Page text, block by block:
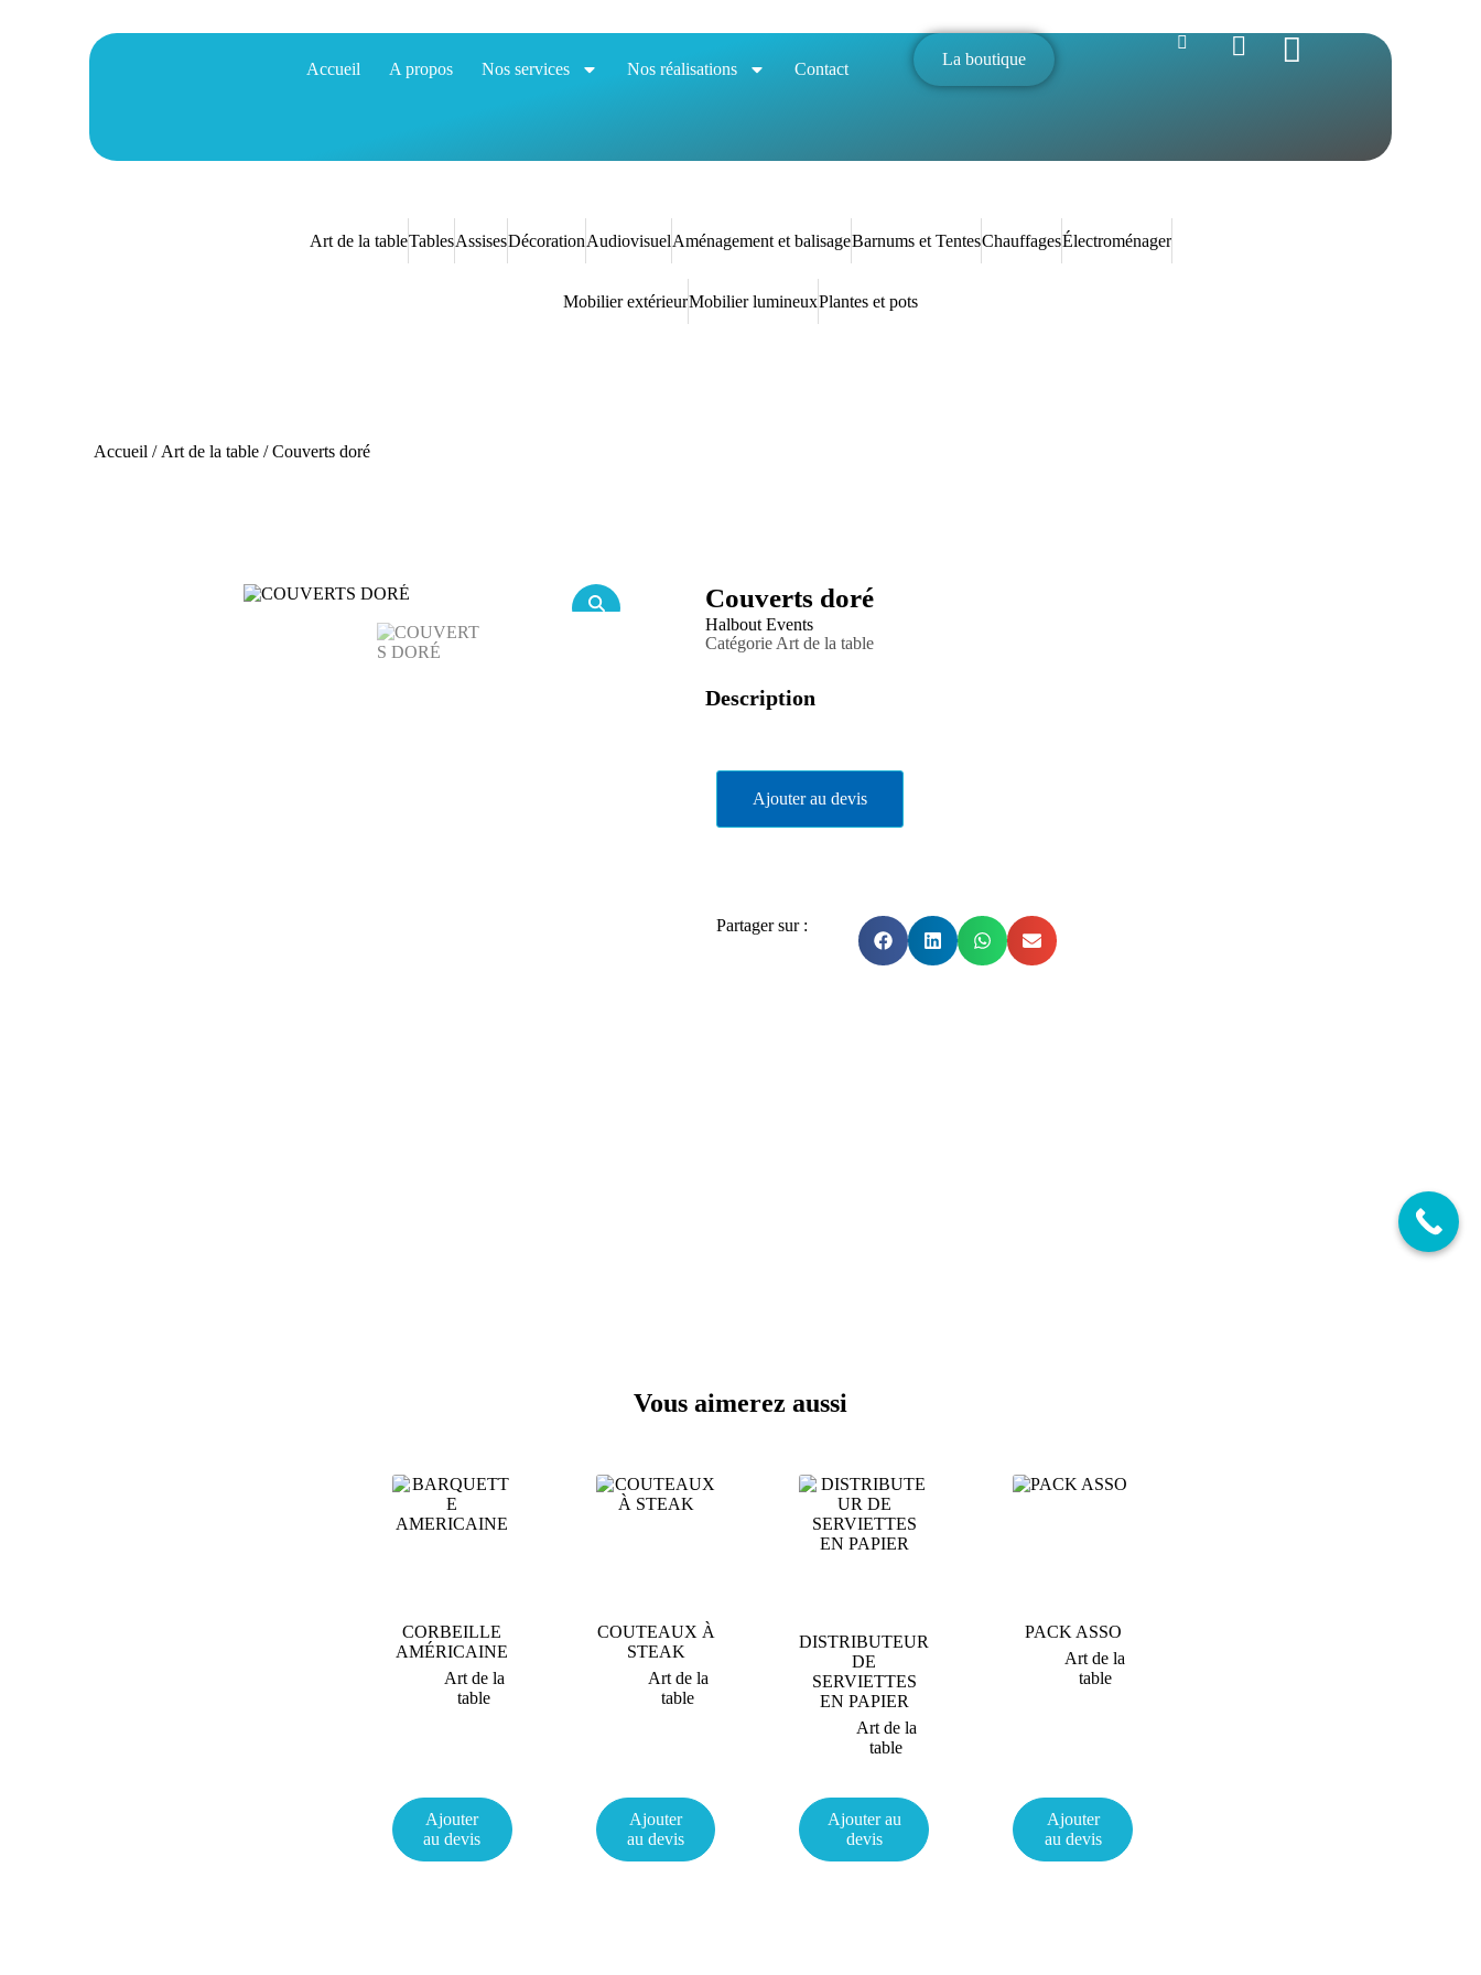
Accueil A propos Nos services Nos réalisations Contact
La boutique
Art de la tableTablesAssisesDécorationAudiovisuelAménagement et balisageBarnums et TentesChauffagesÉlectroménager
Mobilier extérieurMobilier lumineuxPlantes et pots
Accueil / Art de la table/ Couverts doré
Couverts doré
Halbout Events
Catégorie Art de la table
Description
Ajouter au devis
Partager sur :
Vous aimerez aussi
CORBEILLE
AMÉRICAINE
Art de la
table
Ajouter
au devis
COUTEAUX À
STEAK
Art de la
table
Ajouter
au devis
DISTRIBUTEUR
DE
SERVIETTES
EN PAPIER
Art de la
table
Ajouter au
devis
PACK ASSO
Art de la
table
Ajouter
au devis